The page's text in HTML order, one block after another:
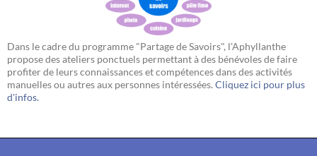
Dans le cadre du programme "Partage de Savoirs", l'Aphyllanthe
propose des ateliers ponctuels permettant à des bénévoles de faire
profiter de leurs connaissances et compétences dans des activités
manuelles ou autres aux personnes intéressées. Cliquez ici pour plus
d'infos.